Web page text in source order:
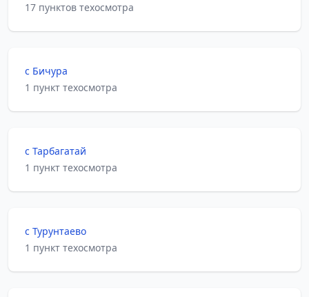
17 пунктов техосмотра
с Бичура
1 пункт техосмотра
с Тарбагатай
1 пункт техосмотра
с Турунтаево
1 пункт техосмотра